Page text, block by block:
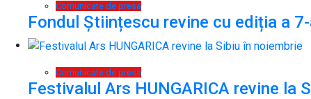
Comunicate de presa
Fondul Științescu revine cu ediția a
Comunicate de presa
Festivalul Ars HUNGARICA revine la